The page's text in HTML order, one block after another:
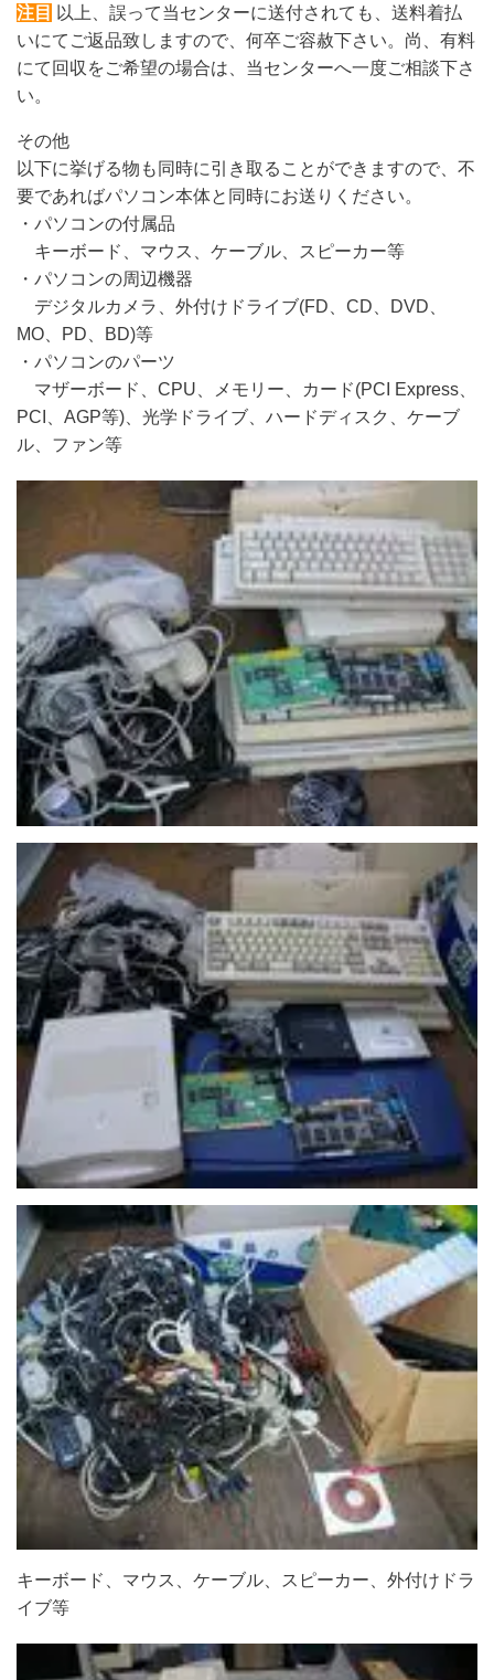
注目
以上、誤って当センターに送付されても、送料着払
いにてご返品致しますので、何卒ご容赦下さい。尚、有料
にて回収をご希望の場合は、当センターへ一度ご相談下さ
い。
その他
以下に挙げる物も同時に引き取ることができますので、不
要であればパソコン本体と同時にお送りください。
・パソコンの付属品
キーボード、マウス、ケーブル、スピーカー等
・パソコンの周辺機器
デジタルカメラ、外付けドライブ(FD、CD、DVD、
MO、PD、BD)等
・パソコンのパーツ
マザーボード、CPU、メモリー、カード(PCI Express、
PCI、AGP等)、光学ドライブ、ハードディスク、ケーブ
ル、ファン等
キーボード、マウス、ケーブル、スピーカー、外付けドラ
イブ等